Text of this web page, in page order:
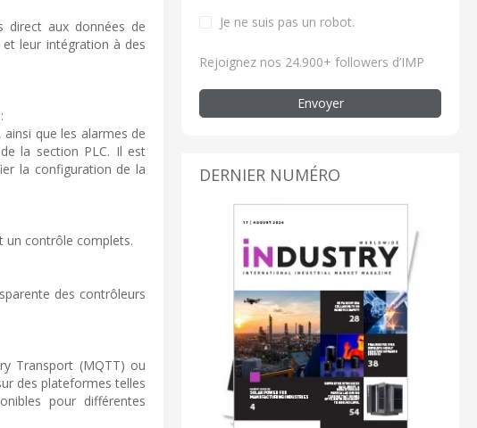
direct aux données de
leur intégration à des
que les alarmes de
la section PLC. Il est
la configuration de la
un contrôle complets.
des contrôleurs
Transport (MQTT) ou
des plateformes telles
pour différentes
Je ne suis pas un robot.
Rejoignez nos 24.900+ followers d’IMP
Envoyer
DERNIER NUMÉRO